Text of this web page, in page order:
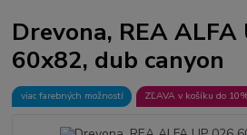
Drevona, REA ALFA
60x82, dub canyon
viac farebných možností ZĽAVA v košíku do